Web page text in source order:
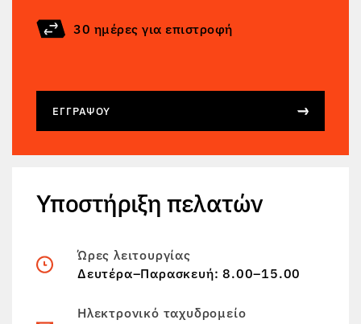
30 ημέρες για επιστροφή
ΕΓΓΡΆΨΟΥ
Υποστήριξη πελατών
Ώρες λειτουργίας
Δευτέρα–Παρασκευή: 8.00–15.00
Ηλεκτρονικό ταχυδρομείο